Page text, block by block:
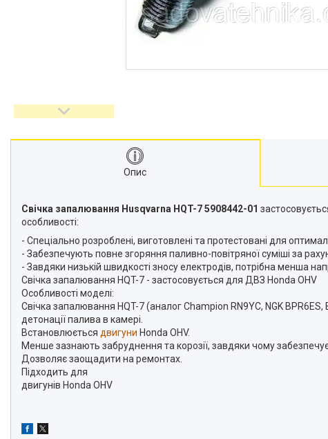
Бензорізи
Подрібнювачі гілок
Райдери
Трактори газонокосарки
Аксесуари
Опис
Свічка запалювання Husqvarna HQT-7 5908442-01
особливості:
- Спеціально розроблені, виготовлені та протестовані для
- Забезпечують повне згоряння паливно-повітряної суміші за
- Завдяки низькій швидкості зносу електродів, потрібна менша
Свічка запалювання HQT-7 - застосовується для ДВЗ Honda OHV
Особливості моделі:
Свічка запалювання HQT-7 (аналог Champion RN9YC, NGK
детонації палива в камері.
Встановлюється двигуни Honda OHV.
Менше зазнають забруднення та корозії, завдяки чому
Дозволяє заощадити на ремонтах.
Підходить для
двигунів Honda OHV